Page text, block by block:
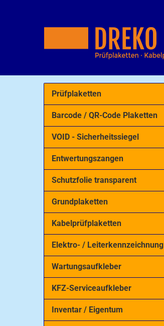
Prüfplaketten
Barcode / QR-Code Plaketten
VOID - Sicherheitssiegel
Entwertungszangen
Schutzfolie transparent
Grundplaketten
Kabelprüfplaketten
Elektro- / Leiterkennzeichnung
Wartungsaufkleber
KFZ-Serviceaufkleber
Inventar / Eigentum